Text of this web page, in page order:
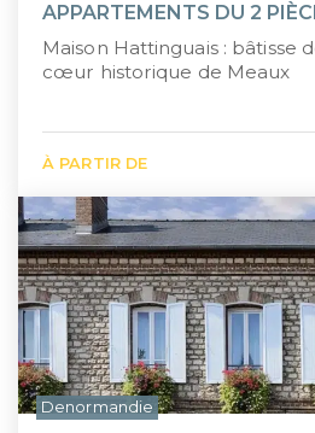
APPARTEMENTS DU 2
Maison Hattinguais : bâtisse
cœur historique de Meaux
À PARTIR DE
Denormandie